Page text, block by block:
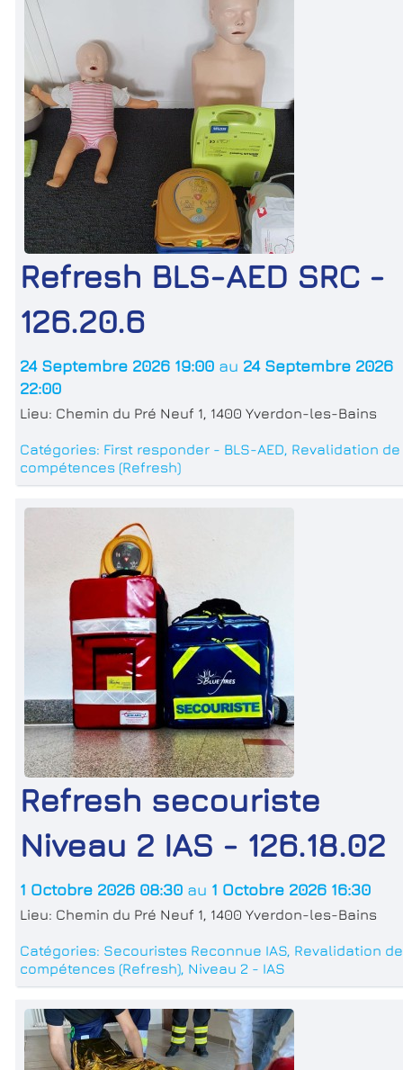
Refresh BLS-AED SRC -
126.20.6
24 Septembre 2026 19:00 au 24 Septembre 2026
22:00
Lieu: Chemin du Pré Neuf 1, 1400 Yverdon-les-Bains
Catégories: First responder - BLS-AED, Revalidation de
compétences (Refresh)
Refresh secouriste
Niveau 2 IAS - 126.18.02
1 Octobre 2026 08:30 au 1 Octobre 2026 16:30
Lieu: Chemin du Pré Neuf 1, 1400 Yverdon-les-Bains
Catégories: Secouristes Reconnue IAS, Revalidation de
compétences (Refresh), Niveau 2 - IAS